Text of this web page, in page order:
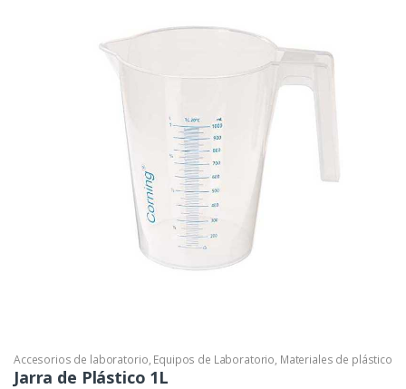
Accesorios de laboratorio, Equipos de Laboratorio, Materiales de plástico
Jarra de Plástico 1L